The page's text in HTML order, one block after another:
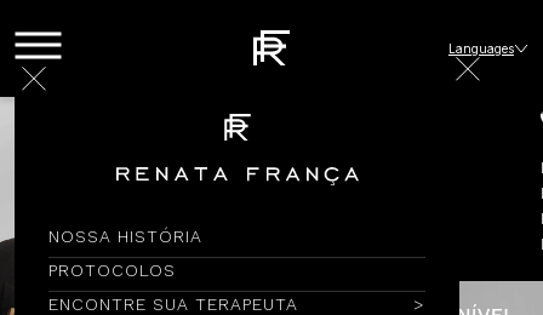
NOSSA HISTÓRIA
PROTOCOLOS
ENCONTRE SUA TERAPEUTA
Languages